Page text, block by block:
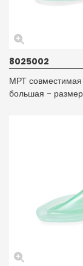
8025002
МРТ совместимая
большая -